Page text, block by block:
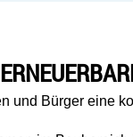
und Bürger eine